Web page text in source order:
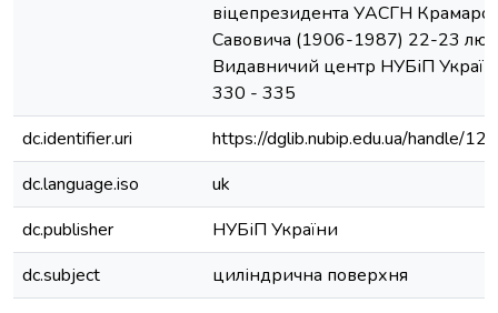
віцепрезидента УАСГН
Савовича (1906-1987) 22-23
Видавничий центр НУБіП
330 - 335
dc.identifier.uri
https://dglib.nubip.edu.ua/handle/
dc.language.iso
uk
dc.publisher
НУБіП України
dc.subject
циліндрична поверхня